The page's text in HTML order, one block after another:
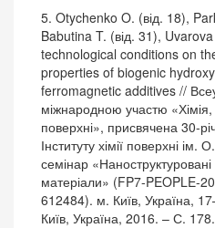
5. Otychenko O. (від. 18),
Babutina T. (від. 31),
technological conditions on
properties of biogenic
ferromagnetic additives //
міжнародною участю «Хімія,
поверхні», присвячена 30-
Інституту хімії поверхні
семінар «Наноструктуровані
матеріали» (FP7-PEOPLE-
612484). м. Київ, Україна,
Київ, Україна, 2016. – С.